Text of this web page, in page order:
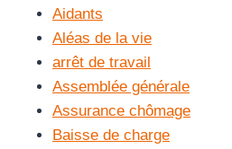
Aidants
Aléas de la vie
arrêt de travail
Assemblée générale
Assurance chômage
Baisse de charge